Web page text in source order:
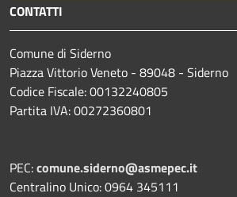
CONTATTI
Comune di Siderno
Piazza Vittorio Veneto - 89048 - Siderno
Codice Fiscale: 00132240805
Partita IVA: 00272360801
PEC:comune.siderno@asmepec.it
Centralino Unico: 0964 345111